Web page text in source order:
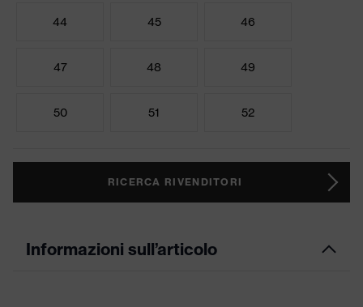
44 45 46
47 48 49
50 51 52
RICERCA RIVENDITORI
Informazioni sull’articolo